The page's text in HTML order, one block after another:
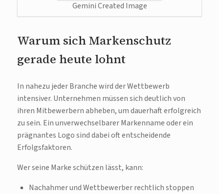
Gemini Created Image
Warum sich Markenschutz
gerade heute lohnt
In nahezu jeder Branche wird der Wettbewerb
intensiver. Unternehmen müssen sich deutlich von
ihren Mitbewerbern abheben, um dauerhaft erfolgreich
zu sein. Ein unverwechselbarer Markenname oder ein
prägnantes Logo sind dabei oft entscheidende
Erfolgsfaktoren.
Wer seine Marke schützen lässt, kann:
Nachahmer und Wettbewerber rechtlich stoppen